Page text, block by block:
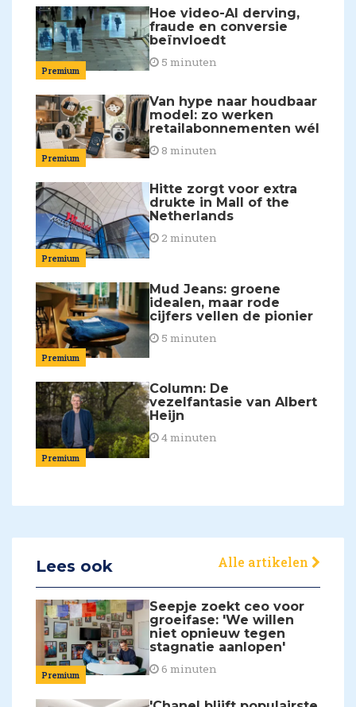
Premium
Hoe video-AI derving,
fraude en conversie
beïnvloedt
5 minuten
Premium
Van hype naar houdbaar
model: zo werken
retailabonnementen wél
8 minuten
Premium
Hitte zorgt voor extra
drukte in Mall of the
Netherlands
2 minuten
Premium
Mud Jeans: groene
idealen, maar rode
cijfers vellen de pionier
5 minuten
Premium
Column: De
vezelfantasie van Albert
Heijn
4 minuten
Lees ook Alle artikelen
Premium
Seepje zoekt ceo voor
groeifase: 'We willen
niet opnieuw tegen
stagnatie aanlopen'
6 minuten